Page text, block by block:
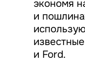
экономя
и
и Ford.